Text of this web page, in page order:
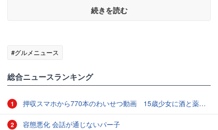
続きを読む
#グルメニュース
総合ニュースランキング
1 押収スマホから770本のわいせつ動画 15歳少女に酒と薬飲ませ性的暴行か 54歳男を再逮捕 「薬もありますよ」とSNSで誘い出し
2 容態悪化 会話が通じないパー子